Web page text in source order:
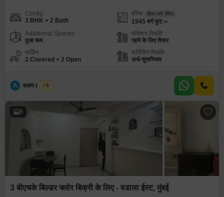
Config
3 BHK + 2 Bath
एरिया बिल्ट-अप एरिया
1945 वर्ग फुट
Additional Spaces
पूजा रूम
पॉसेशन स्थिति
रहने के लिए तैयार
पार्किंग
2 Covered + 2 Open
फर्निशिंग स्थिति
अर्ध-सुसज्जित
A अक्षय ह पाटील
5
8
3 बीएचके बिल्डर फ्लोर बिक्री के लिए - वडाला ईस्ट, मुंबई